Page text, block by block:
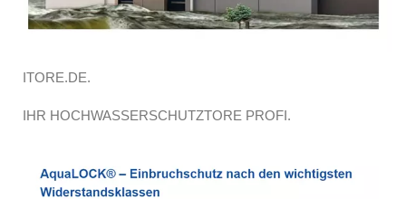
ITORE.DE.
IHR HOCHWASSERSCHUTZTORE PROFI.